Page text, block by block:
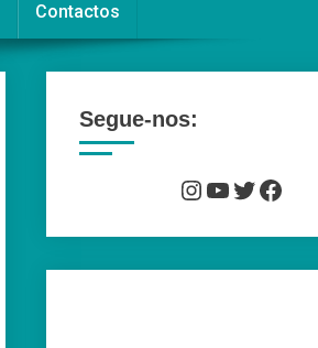
Contactos
Segue-nos:
Instagram
YouTube
Twitter